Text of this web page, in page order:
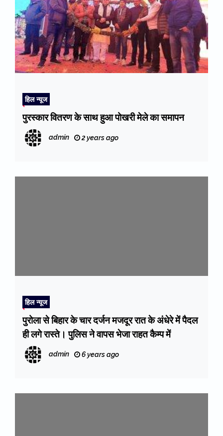
हिल न्यूज
पुरस्कार वितरण के साथ हुआ पोखरी मेले का समापन
admin 2 years ago
हिल न्यूज
पुरोला से बिहार के चार दर्जन मजदूर रात के अंधेरे में पैदल
ही लगे रास्ते। पुलिस ने वापस भेजा राहत कैम्प में
admin 6 years ago